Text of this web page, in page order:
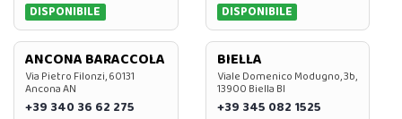
DISPONIBILE
DISPONIBILE
ANCONA BARACCOLA
Via Pietro Filonzi, 60131
Ancona AN
+39 340 36 62 275
BIELLA
Viale Domenico Modugno, 3b,
13900 Biella BI
+39 345 082 1525